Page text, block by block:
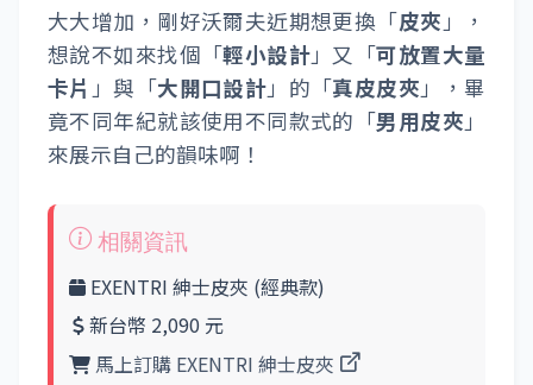
大大增加，剛好沃爾夫近期想更換「皮夾」，
想說不如來找個「輕小設計」又「可放置大量
卡片 」與「大開口設計」的「真皮皮夾」，畢
竟不同年紀就該使用不同款式的「男用皮夾」
來展示自己的韻味啊！
EXENTRI 紳士皮夾 (經典款)
新台幣 2,090 元
馬上訂購 EXENTRI 紳士皮夾